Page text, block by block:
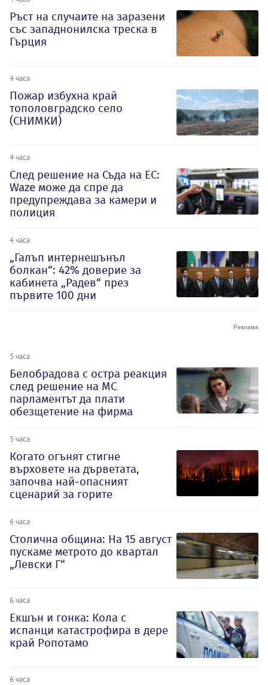
Ръст на случаите на заразени
със западнонилска треска в
Гърция
4 часа
Пожар избухна край
тополовградско село
(СНИМКИ)
4 часа
След решение на Съда на ЕС:
Waze може да спре да
предупреждава за камери и
полиция
4 часа
„Галъп интернешънъл
болкан“: 42% доверие за
кабинета „Радев“ през
първите 100 дни
5 часа
Белобрадова с остра реакция
след решение на МС
парламентът да плати
обезщетение на фирма
5 часа
Когато огънят стигне
върховете на дърветата,
започва най-опасният
сценарий за горите
6 часа
Столична община: На 15 август
пускаме метрото до квартал
„Левски Г“
6 часа
Екшън и гонка: Кола с
испанци катастрофира в дере
край Ропотамо
6 часа